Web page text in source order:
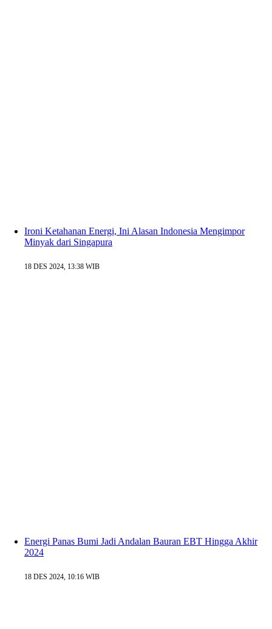
Ironi Ketahanan Energi, Ini Alasan Indonesia Mengimpor
Minyak dari Singapura
18 DES 2024, 13:38 WIB
Energi Panas Bumi Jadi Andalan Bauran EBT Hingga Akhir
2024
18 DES 2024, 10:16 WIB